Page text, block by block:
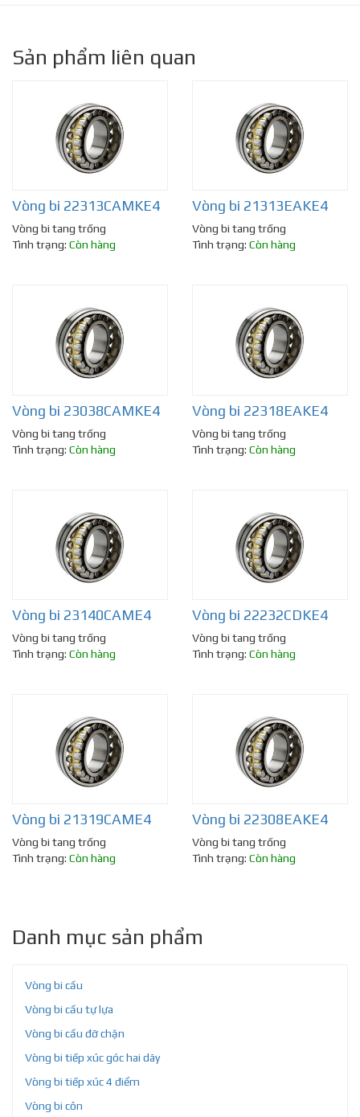
Sản phẩm liên quan
Vòng bi 22313CAMKE4
Vòng bi tang trống
Tình trạng: Còn hàng
Vòng bi 21313EAKE4
Vòng bi tang trống
Tình trạng: Còn hàng
Vòng bi 23038CAMKE4
Vòng bi tang trống
Tình trạng: Còn hàng
Vòng bi 22318EAKE4
Vòng bi tang trống
Tình trạng: Còn hàng
Vòng bi 23140CAME4
Vòng bi tang trống
Tình trạng: Còn hàng
Vòng bi 22232CDKE4
Vòng bi tang trống
Tình trạng: Còn hàng
Vòng bi 21319CAME4
Vòng bi tang trống
Tình trạng: Còn hàng
Vòng bi 22308EAKE4
Vòng bi tang trống
Tình trạng: Còn hàng
Danh mục sản phẩm
Vòng bi cầu
Vòng bi cầu tự lựa
Vòng bi cầu đỡ chặn
Vòng bi tiếp xúc góc hai dãy
Vòng bi tiếp xúc 4 điểm
Vòng bi côn